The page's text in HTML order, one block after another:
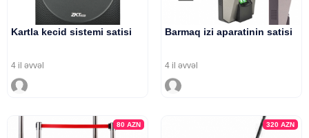
Kartla kecid sistemi satisi
4 il əvvəl
Barmaq izi aparatinin satisi
4 il əvvəl
80AZN 320 AZN